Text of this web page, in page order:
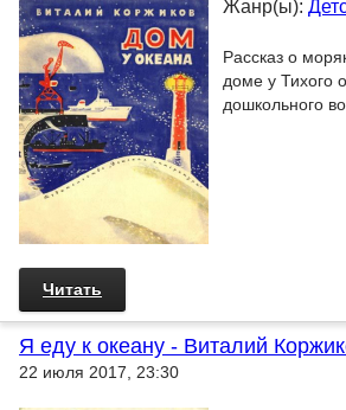
Жанр(ы):
Рассказ о
доме у Тихого
дошкольного
Читать
Я еду к океану - Виталий
22 июля 2017, 23:30